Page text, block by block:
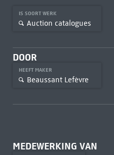
IS SOORT WERK
Auction catalogues
DOOR
HEEFT MAKER
Beaussant Lefèvre
MEDEWERKING VAN